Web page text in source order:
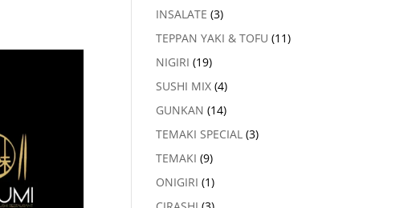
INSALATE (3)
TEPPAN YAKI & TOFU (11)
NIGIRI (19)
SUSHI MIX (4)
GUNKAN (14)
TEMAKI SPECIAL (3)
TEMAKI (9)
ONIGIRI (1)